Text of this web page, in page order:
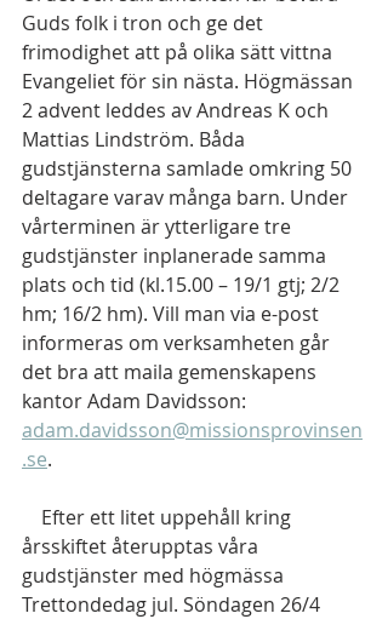
Guds folk i tron och ge det
frimodighet att på olika sätt vittna
Evangeliet för sin nästa. Högmässan
2 advent leddes av Andreas K och
Mattias Lindström. Båda
gudstjänsterna samlade omkring 50
deltagare varav många barn. Under
vårterminen är ytterligare tre
gudstjänster inplanerade samma
plats och tid (kl.15.00 – 19/1 gtj; 2/2
hm; 16/2 hm). Vill man via e-post
informeras om verksamheten går
det bra att maila gemenskapens
kantor Adam Davidsson:
adam.davidsson@missionsprovinsen
.se.
Efter ett litet uppehåll kring
årsskiftet återupptas våra
gudstjänster med högmässa
Trettondedag jul. Söndagen 26/4